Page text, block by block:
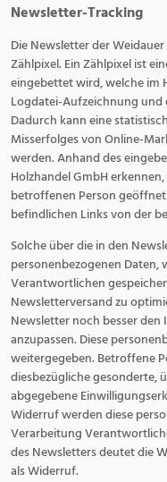
Newsletter-Tracking
Die Newsletter der
Zählpixel. Ein Zählpixel ist
eingebettet wird, welche im
Logdatei-Aufzeichnung und
Dadurch kann eine
Misserfolges von Online-
werden. Anhand des
Holzhandel GmbH
betroffenen Person
befindlichen Links von der
Solche über die in den
personenbezogenen
Verantwortlichen
Newsletterversand zu
Newsletter noch besser
anzupassen. Diese
weitergegeben. Betroffene
diesbezügliche gesonderte,
abgegebene
Widerruf werden diese
Verarbeitung
des Newsletters deutet die
als Widerruf.